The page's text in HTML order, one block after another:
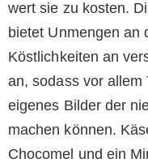
wert sie zu kosten.
bietet Unmengen an
Köstlichkeiten an
an, sodass vor allem
eigenes Bilder der
machen können.
Chocomel und ein